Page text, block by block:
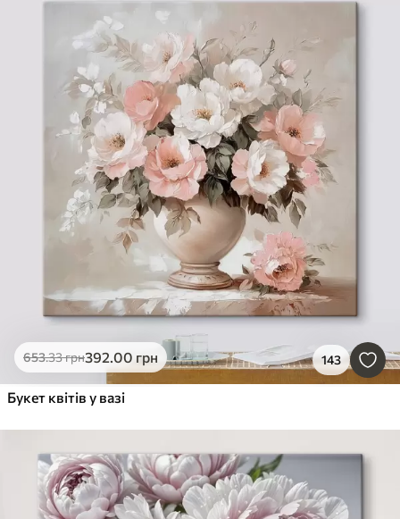
653.33грн392.00 грн 143
Букет квітів у вазі